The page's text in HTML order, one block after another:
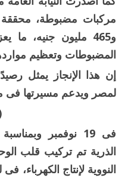
مركبات مضبوطة، محققة
و465 مليون جنيه، ما
المضبوطات وتعظيم
إن هذا الإنجاز يمثل
لمصر ويدعم مسيرتها فى
فى 19 نوفمبر
الذرية تم تركيب قلب
النووية لإنتاج الكهرباء،